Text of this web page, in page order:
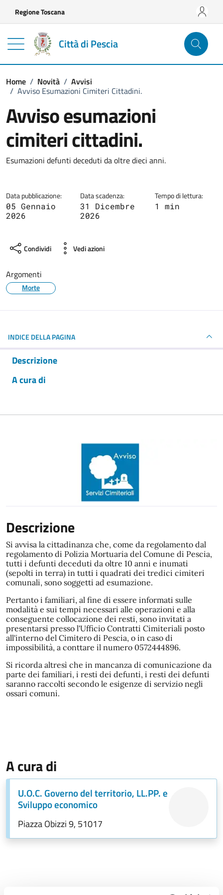
Regione Toscana
Città di Pescia
Home / Novità / Avvisi
/ Avviso Esumazioni Cimiteri Cittadini.
Avviso esumazioni
cimiteri cittadini.
Dettagli della notizia
Esumazioni defunti deceduti da oltre dieci anni.
Data pubblicazione:
05 Gennaio
2026
Data scadenza:
31 Dicembre
2026
Tempo di lettura:
1 min
Condividi Vedi azioni
Argomenti
Morte
INDICE DELLA PAGINA
Descrizione
A cura di
Descrizione
Si avvisa la cittadinanza che, come da regolamento dal
regolamento di Polizia Mortuaria del Comune di Pescia,
tutti i defunti deceduti da oltre 10 anni e inumati
(sepolti in terra) in tutti i quadrati dei tredici cimiteri
comunali, sono soggetti ad esumazione.
Pertanto i familiari, al fine di essere informati sulle
modalità e sui tempi necessari alle operazioni e alla
conseguente collocazione dei resti, sono invitati a
presentarsi presso l'Ufficio Contratti Cimiteriali posto
all'interno del Cimitero di Pescia, o in caso di
impossibilità, a conttare il numero 0572444896.
Si ricorda altresì che in mancanza di comunicazione da
parte dei familiari, i resti dei defunti, i resti dei defunti
saranno raccolti secondo le esigenze di servizio negli
ossari comuni.
A cura di
U.O.C. Governo del territorio, LL.PP. e
Sviluppo economico
Piazza Obizzi 9, 51017